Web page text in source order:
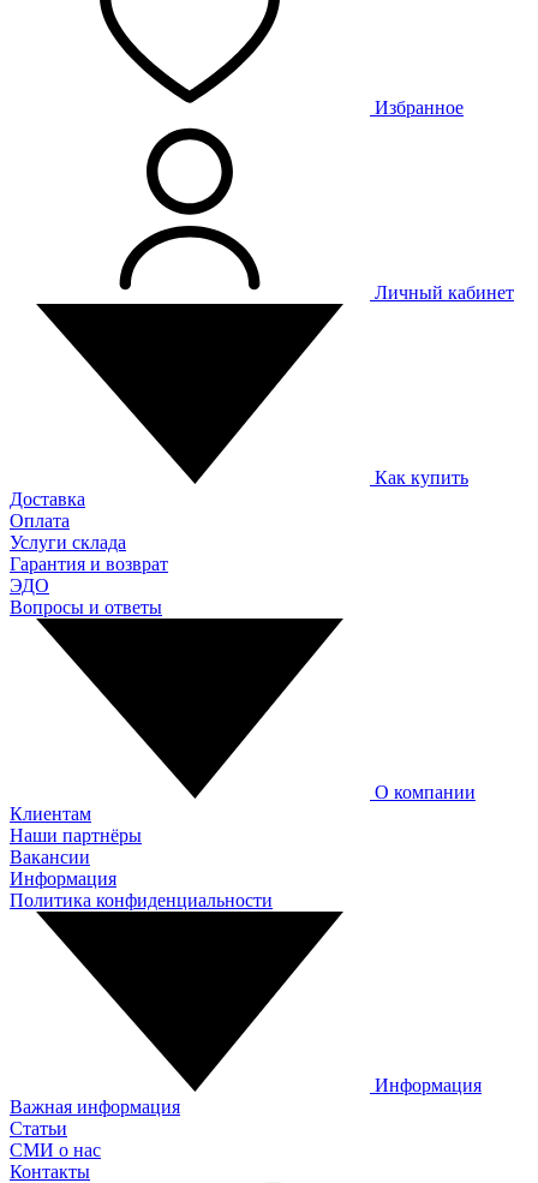
Избранное
Личный кабинет
Как купить
Доставка
Оплата
Услуги склада
Гарантия и возврат
ЭДО
Вопросы и ответы
О компании
Клиентам
Наши партнёры
Вакансии
Информация
Политика конфиденциальности
Информация
Важная информация
Статьи
СМИ о нас
Контакты